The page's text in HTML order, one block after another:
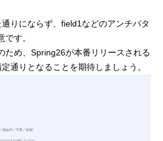
りにならず、field1などのアンチパタ
す。
ため、Spring26が本番リリースされる
通りとなることを期待しましょう。